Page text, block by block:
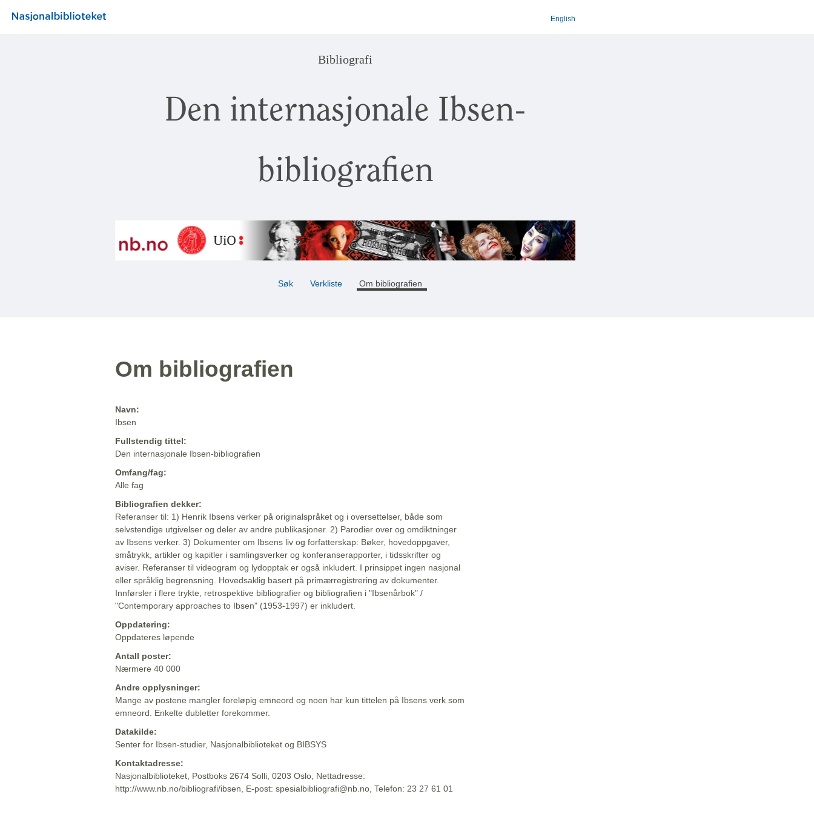
English
Bibliografi
Den internasjonale Ibsen-
bibliografien
Søk Verkliste Om bibliografien
Om bibliografien
Navn:
Ibsen
Fullstendig tittel:
Den internasjonale Ibsen-bibliografien
Omfang/fag:
Alle fag
Bibliografien dekker:
Referanser til: 1) Henrik Ibsens verker på originalspråket og i oversettelser, både som
selvstendige utgivelser og deler av andre publikasjoner. 2) Parodier over og omdiktninger
av Ibsens verker. 3) Dokumenter om Ibsens liv og forfatterskap: Bøker, hovedoppgaver,
småtrykk, artikler og kapitler i samlingsverker og konferanserapporter, i tidsskrifter og
aviser. Referanser til videogram og lydopptak er også inkludert. I prinsippet ingen nasjonal
eller språklig begrensning. Hovedsaklig basert på primærregistrering av dokumenter.
Innførsler i flere trykte, retrospektive bibliografier og bibliografien i "Ibsenårbok" /
"Contemporary approaches to Ibsen" (1953-1997) er inkludert.
Oppdatering:
Oppdateres løpende
Antall poster:
Nærmere 40 000
Andre opplysninger:
Mange av postene mangler foreløpig emneord og noen har kun tittelen på Ibsens verk som
emneord. Enkelte dubletter forekommer.
Datakilde:
Senter for Ibsen-studier, Nasjonalbiblioteket og BIBSYS
Kontaktadresse:
Nasjonalbiblioteket, Postboks 2674 Solli, 0203 Oslo, Nettadresse:
http://www.nb.no/bibliografi/ibsen, E-post: spesialbibliografi@nb.no, Telefon: 23 27 61 01